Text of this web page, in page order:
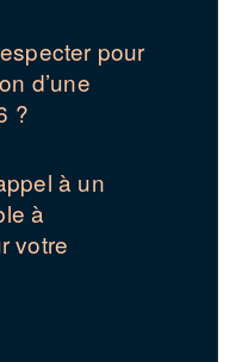
pour
d’une
?
à un
à
votre